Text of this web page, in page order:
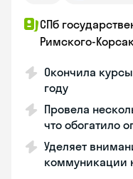
СПб
Римского-
Окончила
году
Провела
что обогатило
Уделяет
коммуникации